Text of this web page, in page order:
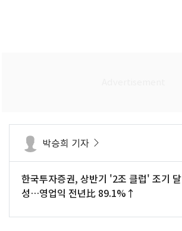
박승희 기자
한국투자증권, 상반기 '2조 클럽' 조기 달
성…영업익 전년比 89.1%↑